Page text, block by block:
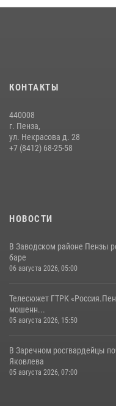
Пучков посетил 55-й
11 июля 2026, 10:00
Сотрудники пензенского
КОНТАКТЫ
440008
г. Пенза,
ул. Некрасова д. 28
+7 (8412) 68-25-58
НОВОСТИ
В Заводском районе Пензы
баре
06 августа 2026, 05:00
Телесюжет ГТРК
мошенн...
05 августа 2026, 15:50
В Заречном росгвардейцы
Яковлева
05 августа 2026, 07:00